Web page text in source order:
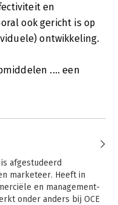
en
ook gericht is op
ontwikkeling.
.... een
afgestudeerd
marketeer. Heeft in
en management-
onder anders bij OCE